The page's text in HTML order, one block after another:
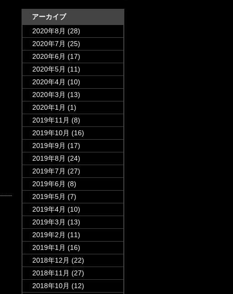
アーカイブ
2020年8月 (28)
2020年7月 (25)
2020年6月 (17)
2020年5月 (11)
2020年4月 (10)
2020年3月 (13)
2020年1月 (1)
2019年11月 (8)
2019年10月 (16)
2019年9月 (17)
2019年8月 (24)
2019年7月 (27)
2019年6月 (8)
2019年5月 (7)
2019年4月 (10)
2019年3月 (13)
2019年2月 (11)
2019年1月 (16)
2018年12月 (22)
2018年11月 (27)
2018年10月 (12)